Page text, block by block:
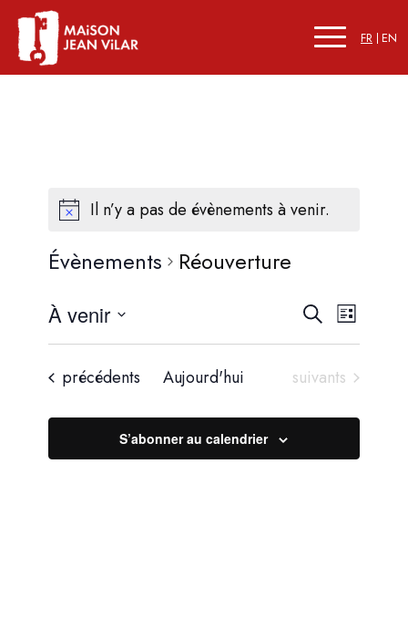
FR EN
Il n’y a pas de évènements à venir.
Évènements Réouverture
et
de
Recherche
Liste
À venir
Sélectionnez
date.
Évènements
précédents Aujourd'hui Évènements
suivants
S’abonner au calendrier